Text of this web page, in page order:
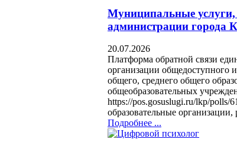
Муниципальные
администрации города
20.07.2026
Платформа обратной связи
организации общедоступного
общего, среднего общего
общеобразовательных
https://pos.gosuslugi.ru/lkp/polls/
образовательные
Подробнее ...